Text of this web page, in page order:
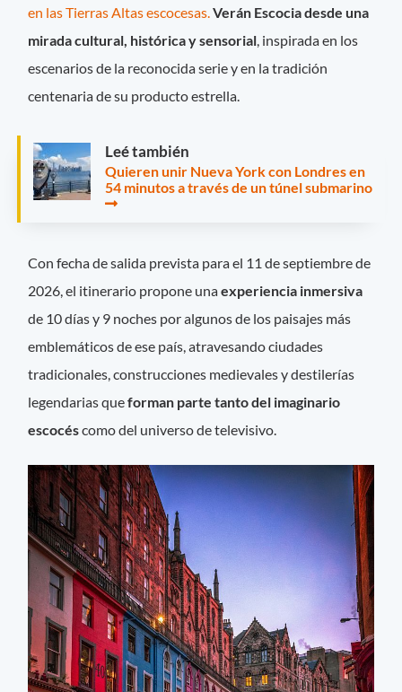
en las Tierras Altas escocesas. Verán Escocia desde una
mirada cultural, histórica y sensorial , inspirada en los
escenarios de la reconocida serie y en la tradición
centenaria de su producto estrella.
Leé también
Quieren unir Nueva York con Londres en
54 minutos a través de un túnel submarino
Con fecha de salida prevista para el 11 de septiembre de
2026, el itinerario propone unaexperiencia inmersiva
de 10 días y 9 noches por algunos de los paisajes más
emblemáticos de ese país, atravesando ciudades
tradicionales, construcciones medievales y destilerías
legendarias queforman parte tanto del imaginario
escocéscomo del universo de televisivo.